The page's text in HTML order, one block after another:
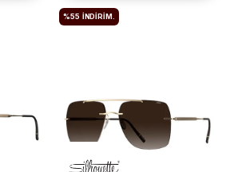
%55 İNDIRIM.